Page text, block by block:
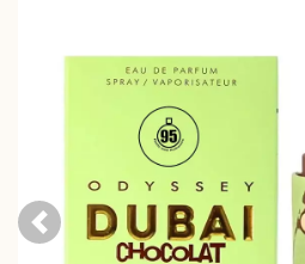
Previous